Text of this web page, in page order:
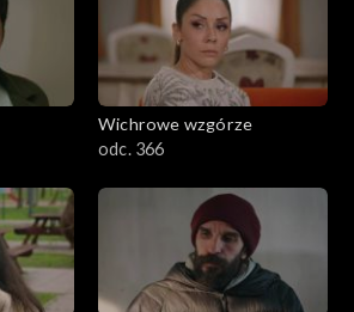
Wichrowe wzgórze
odc. 366